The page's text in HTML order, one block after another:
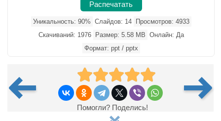
Распечатать
Уникальность: 90% Слайдов: 14
Просмотров: 4933
Скачиваний: 1976
Размер: 5.58 MB Онлайн: Да
Формат: ppt / pptx
Помогли? Поделись!